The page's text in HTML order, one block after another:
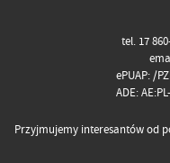
tel. 17
ePUAP: /
ADE:
Przyjmujemy interesantów od